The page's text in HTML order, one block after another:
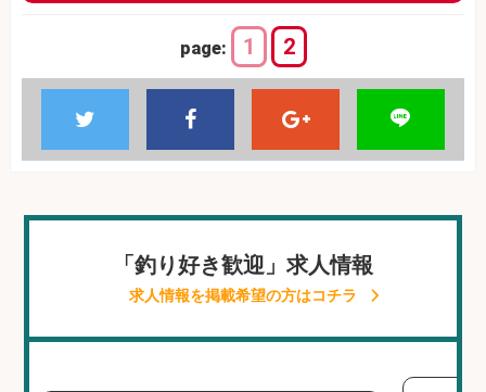
page: 1 2
「釣り好き歓迎」求人情報
求人情報を掲載希望の方はコチラ